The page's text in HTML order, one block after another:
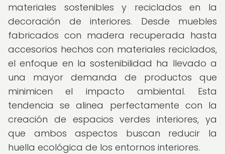
materiales sostenibles y reciclados en la
decoración de interiores. Desde muebles
fabricados con madera recuperada hasta
accesorios hechos con materiales reciclados,
el enfoque en la sostenibilidad ha llevado a
una mayor demanda de productos que
minimicen el impacto ambiental. Esta
tendencia se alinea perfectamente con la
creación de espacios verdes interiores, ya
que ambos aspectos buscan reducir la
huella ecológica de los entornos interiores.